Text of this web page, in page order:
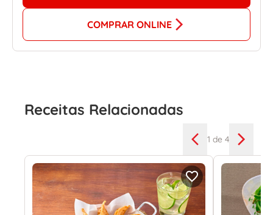
COMPRAR ONLINE
Receitas Relacionadas
1 de 4